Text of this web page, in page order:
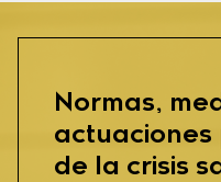
Normas,
actuaciones
de la crisis